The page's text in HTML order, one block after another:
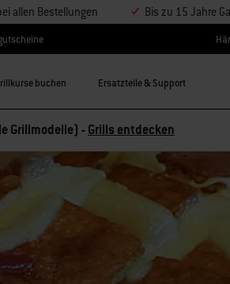
allen Bestellungen Bis zu 15 Jahre
buchen Ersatzteile & Support
Grillmodelle) - Grills entdecken